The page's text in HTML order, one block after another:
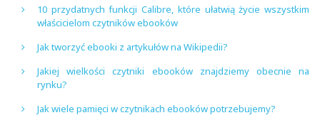
10 przydatnych funkcji Calibre, które ułatwią życie wszystkim
właścicielom czytników ebooków
Jak tworzyć ebooki z artykułów na Wikipedii?
Jakiej wielkości czytniki ebooków znajdziemy obecnie na
rynku?
Jak wiele pamięci w czytnikach ebooków potrzebujemy?